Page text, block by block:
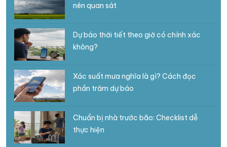
nên quan sát
Dự báo thời tiết theo giờ có chính xác
không?
Xác suất mưa nghĩa là gì? Cách đọc
phần trăm dự báo
Chuẩn bị nhà trước bão: Checklist dễ
thực hiện